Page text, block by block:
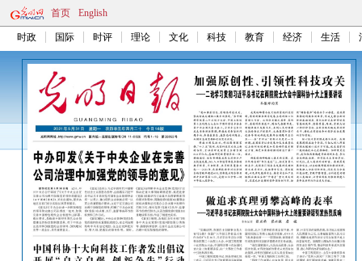
首页 English
时政 国际 时评 理论 文化 科技 教育 经济 生活